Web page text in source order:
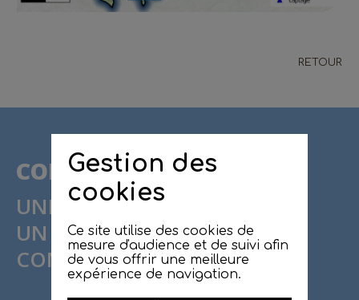
RETOUR
CONTACT
UNE QUESTION ?
UN PROJET ?
CONTACTEZ LE SMBRJ !
Gestion des
cookies
Ce site utilise des cookies de
mesure d'audience et de suivi afin
de vous offrir une meilleure
expérience de navigation.